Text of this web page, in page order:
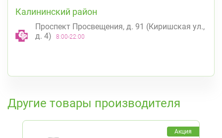
Калининский район
Проспект Просвещения, д. 91 (Киришская ул.,
д. 4)
8:00-22:00
Ленинский пр., д.104 Круглосуточно
Другие товары производителя
Акция